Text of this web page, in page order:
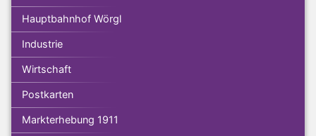
Hauptbahnhof Wörgl
Industrie
Wirtschaft
Postkarten
Markterhebung 1911